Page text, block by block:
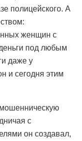
полицейского. А
женщин с
под любым
даже у
и сегодня этим
с
он создавал,